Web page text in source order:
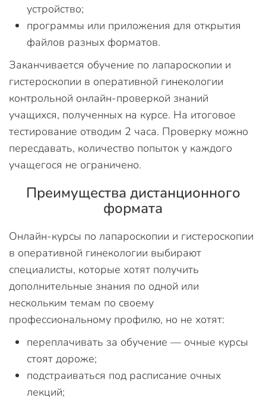
устройство;
программы или приложения для открытия
файлов разных форматов.
Заканчивается обучение по лапароскопии и
гистероскопии в оперативной гинекологии
контрольной онлайн-проверкой знаний
учащихся, полученных на курсе. На итоговое
тестирование отводим 2 часа. Проверку можно
пересдавать, количество попыток у каждого
учащегося не ограничено.
Преимущества дистанционного
формата
Онлайн-курсы по лапароскопии и гистероскопии
в оперативной гинекологии выбирают
специалисты, которые хотят получить
дополнительные знания по одной или
нескольким темам по своему
профессиональному профилю, но не хотят:
переплачивать за обучение — очные курсы
стоят дороже;
подстраиваться под расписание очных
лекций;